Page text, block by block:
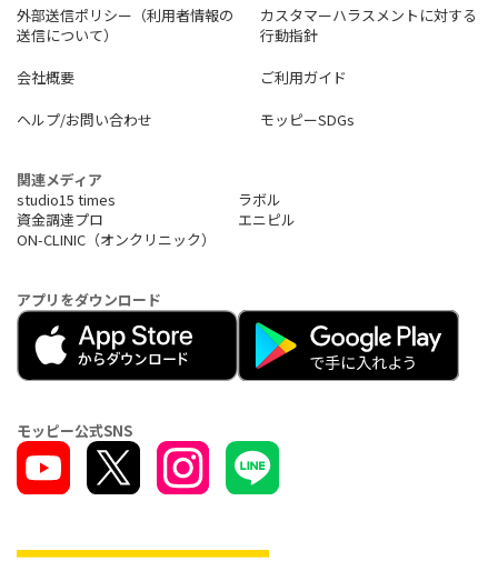
外部送信ポリシー（利用者情報の
送信について）
カスタマーハラスメントに対する
行動指針
会社概要
ご利用ガイド
ヘルプ/お問い合わせ
モッピーSDGs
関連メディア
studio15 times
ラボル
資金調達プロ
エニピル
ON-CLINIC（オンクリニック）
アプリをダウンロード
モッピー公式SNS